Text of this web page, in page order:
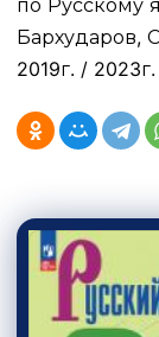
по Русскому
Бархударов,
2019г. /